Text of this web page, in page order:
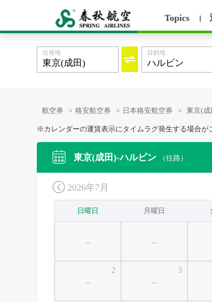
Topics

出発地 目的地
航空券 > 格安航空券 > 日本格安航空券 > 東京(成
※カレンダーの運賃表示にタイムラグ発生する場合が
 東京(成田)-ハルビン （往路）
 2026年7月
日曜日 月曜日
-- --
--
2
--
3